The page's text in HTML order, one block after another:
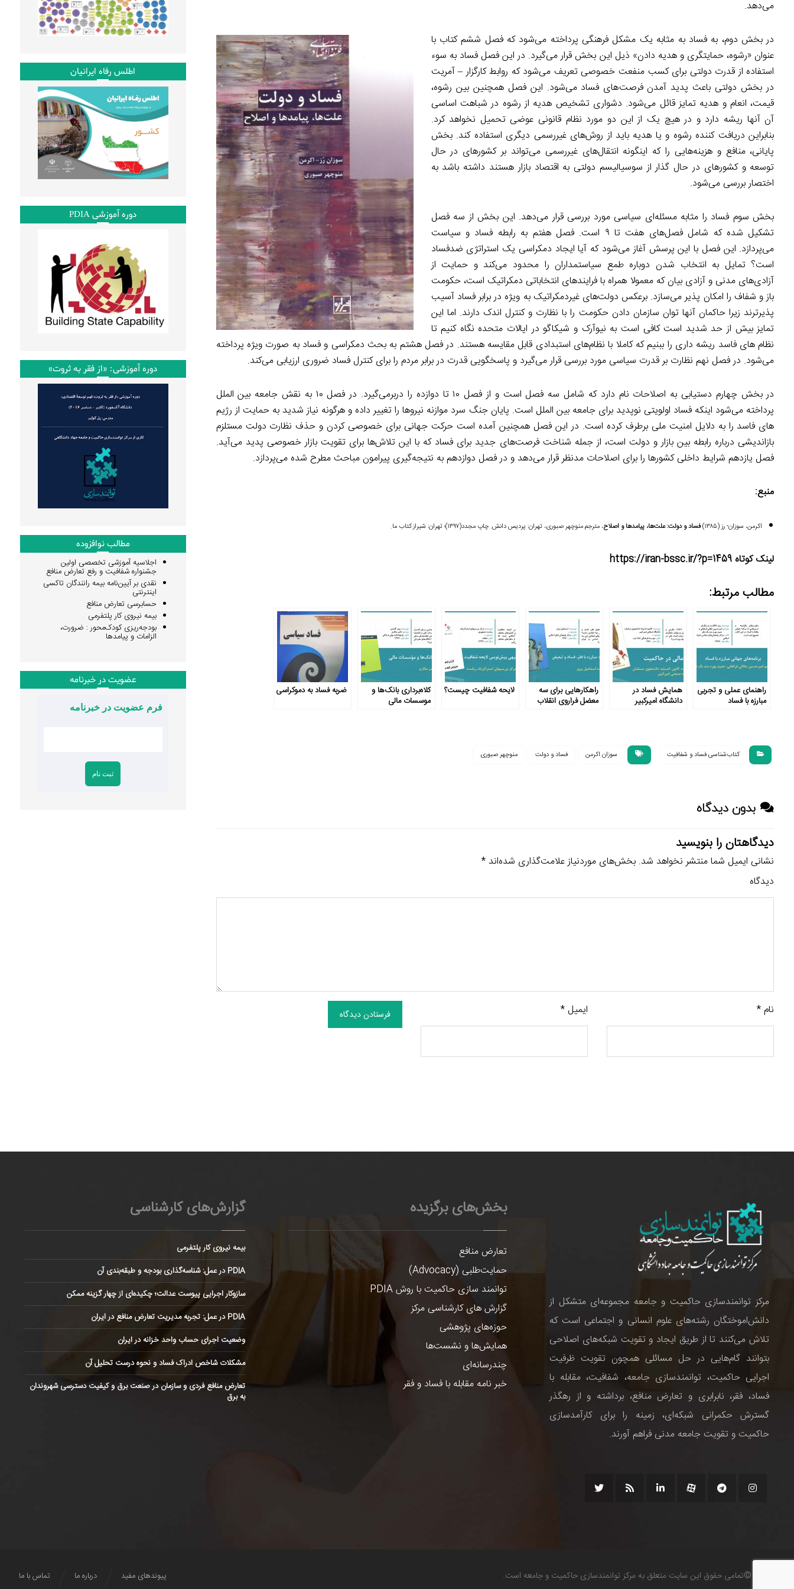
می‌دهد.
در بخش دوم، به فساد به مثابه یک مشکل فرهنگی پرداخته میشود که فصل ششم کتاب با
عنوان «رشوه، حمایتگری و هدیه دادن» ذیل این بخش قرار می‌گیرد. در این فصل فساد به سوء
استفاده از قدرت دولتی برای کسب منفعت خصوصی تعریف می‌شود که روابط کارگزار–آمریت
در بخش دولتی باعث پدید آمدن فرصتهای فساد می‌شود. این فصل همچنین بین رشوه،
قیمت، انعام و هدیه تمایز قائل می‌شود. دشواری تشخیص هدیه از رشوه در شباهت اساسی
آن آنها ریشه دارد و در هیچ یک از این دو مورد نظام قانونی عوضی تحمیل نخواهد کرد.
بنابراین دریافت کننده رشوه و یا هدیه باید از روش‌های غیررسمی دیگری استفاده کند. بخش
پایانی، منافع و هزینههایی را که اینگونه انتقالهای غیررسمی می‌تواند بر کشورهای در حال
توسعه و کشورهای در حال گذار از سوسیالیسم دولتی به اقتصاد بازار هستند داشته باشد به
اختصار بررسی می‌شود.
بخش سوم فساد را مثابه مسئله‌ای سیاسی مورد بررسی قرار می‌دهد. این بخش از سه فصل
تشکیل شده که شامل فصل‌های هفت تا ۹ است. فصل هفتم به رابطه فساد و سیاست
می‌پردازد. این فصل با این پرسش آغاز می‌شود که آیا ایجاد دمکراسی یک استراتژی ضدفساد
است؟ تمایل به انتخاب شدن دوباره طمع سیاستمداران را محدود می‌کند و حمایت از
آزادیهای مدنی و آزادی بیان که معمولا همراه با فرایندهای انتخاباتی دمکراتیک است، حکومت
باز و شفاف را امکان پذیر می‌سازد. برعکس دولت‌های غیردمکراتیک به ویژه در برابر فساد آسیب
پذیرترند زیرا حاکمان آنها توان سازمان دادن حکومت را با نظارت و کنترل اندک دارند. اما این
تمایز بیش از حد شدید است کافی است به نیوآرک و شیکاگو در ایالات متحده نگاه کنیم تا
نظام های فاسد ریشه داری را ببنیم که کاملا با نظام‌های استبدادی قابل مقایسه هستند. در فصل هشتم به بحث دمکراسی و فساد به صورت ویژه پرداخته
می‌شود. در فصل نهم نظارت بر قدرت سیاسی مورد بررسی قرار می‌گیرد و پاسخگویی قدرت در برابر مردم را برای کنترل فساد ضروری ارزیابی می‌کند.
در بخش چهارم دستیابی به اصلاحات نام دارد که شامل سه فصل است و از فصل ۱۰ تا دوازده را دربرمی‌گیرد. در فصل ۱۰ به نقش جامعه بین
الملل
پرداخته می‌شود اینکه فساد اولویتی نوپدید برای جامعه بین الملل است. پایان جنگ سرد موازنه نیروها را تغییر داده و هرگونه نیاز شدید به حمایت از رژیم
های فاسد را به دلایل امنیت ملی برطرف کرده است. در این فصل همچنین آمده است حرکت جهانی برای خصوصی کردن و حذف نظارت دولت مستلزم
بازاندیشی درباره رابطه بین بازار و دولت است، از جمله شناخت فرصت‌های جدید برای فساد که با این تلاش‌ها برای تقویت بازار خصوصی پدید می‌آید.
فصل یازدهم شرایط داخلی کشورها را برای اصلاحات مدنظر قرار می‌دهد و در فصل دوازدهم به نتیجهگیری پیرامون مباحث مطرح شده می‌پردازد.
منبع:
اک‍رم‍ن، س‍وزان-‌ رز (۱۳۸۵) ف‍س‍اد و دول‍ت‌: ع‍ل‍ت‌ه‍ا، پ‍ی‍ام‍ده‍ا و اص‍لاح‌، م‍ت‍رج‍م‌ م‍ن‍وچ‍ه‍ر ص‍ب‍وری، ت‍ه‍ران‌: پ‍ردی‍س‌ دان‍ش‌. چاپ مجدد(۱۳۹۷)؛ تهران: شیراز کتاب ما.
لینک کوتاه https://iran-bssc.ir/?p=1459
مطالب مرتبط:
راهنمای عملی و تجربی
مبارزه با فساد
همایش فساد در
دانشگاه امیرکبیر
راهکارهایی برای سه
معضل فراروی انقلاب
لایحه شفافیت چیست؟
کلاه‌برداری بانک‌ها و
موسسات مالی
ضربه فساد به دموکراسی
کتاب‌شناسی فساد و شفافیت سوزان اکرمن ف‍س‍اد و دول‍ت‌ م‍ن‍وچ‍ه‍ر ص‍ب‍وری
بدون دیدگاه
دیدگاهتان را بنویسید
نشانی ایمیل شما منتشر نخواهد شد. بخش‌های موردنیاز علامت‌گذاری شده‌اند*
دیدگاه
نام* ایمیل* فرستادن دیدگاه
اطلس رفاه ایرانیان
دوره آموزشی PDIA
دوره آموزشی: «از فقر به ثروت»
مطالب نوافزوده
اجلاسیه آموزشی تخصصی اولین
جشنواره شفافیت و رفع تعارض منافع
نقدی بر آیین‌نامه بیمه رانندگان تاکسی
اینترنتی
حسابرسی تعارض منافع
بیمه نیروی کار پلتفرمی
بودجه‌ریزی کودک‌محور : ضرورت،
الزامات و پیامدها
عضویت در خبرنامه
فرم عضویت در خبرنامه
مرکز توانمندسازی حاکمیت و جامعه مجموعه‌ای متشکل از
دانش‌اموختگان رشته‌های علوم انسانی و اجتماعی است که
تلاش می‌کنند تا از طریق ایجاد و تقویت شبکه‌های اصلاحی
بتوانند گام‌هایی در حل مسائلی همچون تقویت ظرفیت
اجرایی حاکمیت، توانمندسازی جامعه، شفافیت، مقابله با
فساد، فقر، نابرابری و تعارض منافع، برداشته و از رهگذر
گسترش حکمرانی شبکه‌ای، زمینه را برای کارآمدسازی
حاکمیت و تقویت جامعه مدنی فراهم آورند.
بخش‌های برگزیده
تعارض منافع
حمایت‌طلبی (Advocacy)
توانمند سازی حاکمیت با روش PDIA
گزارش های کارشناسی مرکز
حوزه‌های پژوهشی
همایش‌ها و نشست‌ها
چندرسانه‌ای
خبر نامه مقابله با فساد و فقر
گزارش‌های کارشناسی
بیمه نیروی کار پلتفرمی
PDIA در عمل: شناسه‌گذاری بودجه و طبقه‌بندی آن
سازوکار اجرایی پیوست عدالت؛ چکیده‌ای از چهار گزینه ممکن
PDIA در عمل: تجربه مدیریت تعارض منافع در ایران
وضعیت اجرای حساب واحد خزانه در ایران
مشکلات شاخص ادراک فساد و نحوه درست تحلیل آن
تعارض منافع فردی و سازمان در صنعت برق و کیفیت دسترسی شهروندان
به برق
©تمامی حقوق این سایت متعلق به مرکز توانمندسازی حاکمیت و جامعه است. تماس با ما درباره ما پیوندهای مفید